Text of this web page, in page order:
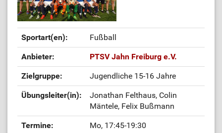
Sportart(en): Fußball
Anbieter: PTSV Jahn Freiburg e.V.
Zielgruppe: Jugendliche 15-16 Jahre
Übungsleiter(in):
Jonathan Felthaus, Colin
Mäntele, Felix Bußmann
Termine:
Mo, 17:45-19:30